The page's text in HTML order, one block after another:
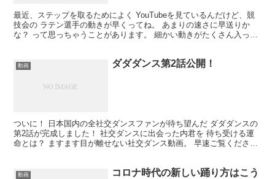
最近、ステップを取るためによく YouTubeを見ているんだけど、競
技会の ラテン選手の動きが早くってね。 あまりの速さに早送りか
な？ って思っちゃうことがあります。 細かい動きがたくさん入って
動画 ダダダンス第2話公開！
ついに！ 日本国内の全社交ダンスファンが待ち望んだ ダダダンスの
第2話が完成しました！ 社交ダンスに出会った内君を 待ち受ける運
命とは？ ますます目が離せない社交ダンス動画。 早速ご覧くださ
動画
コロナ時代の新しい踊り方はこう